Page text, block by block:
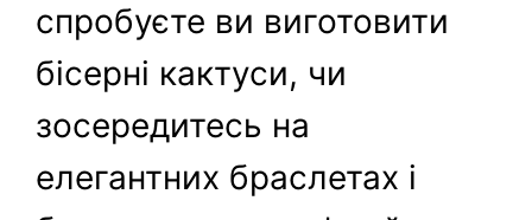
спробуєте ви виготовити
бісерні кактуси, чи
зосередитесь на
елегантних браслетах і